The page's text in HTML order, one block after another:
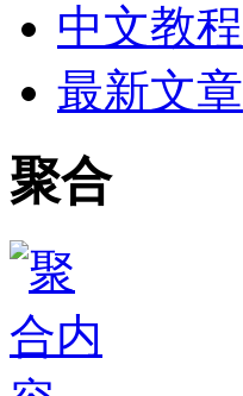
中文教程
最新文章
聚合